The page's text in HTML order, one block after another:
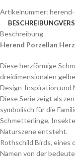
Artikelnummer:
BESCHREIBUNG
Beschreibung
Herend Porzellan
Diese herzförmige
dreidimensionalen
Design-Inspiration und
Diese Serie zeigt als
symbolisch für die
Schmetterlinge,
Naturszene entsteht.
Rothschild Birds, eines
Namen von der